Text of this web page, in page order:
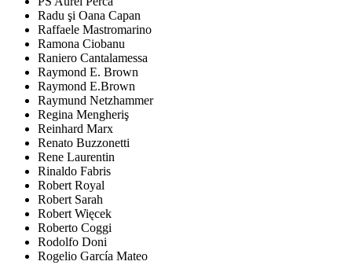
Radu şi Oana Capan
Raffaele Mastromarino
Ramona Ciobanu
Raniero Cantalamessa
Raymond E. Brown
Raymond E.Brown
Raymund Netzhammer
Regina Mengheriş
Reinhard Marx
Renato Buzzonetti
Rene Laurentin
Rinaldo Fabris
Robert Royal
Robert Sarah
Robert Więcek
Roberto Coggi
Rodolfo Doni
Rogelio García Mateo